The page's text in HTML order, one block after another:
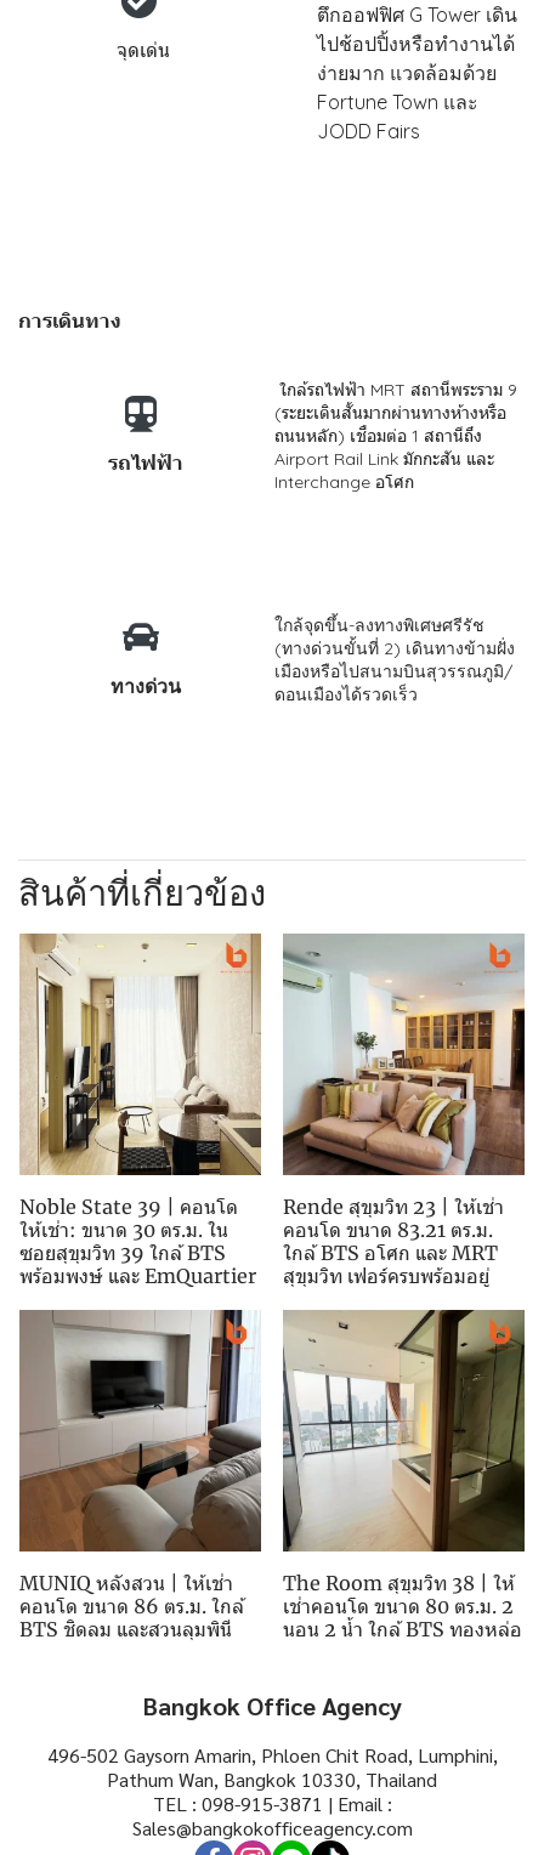
จุดเด่น
ตึกออฟฟิศ G Tower เดิน
ไปช้อปปิ้งหรือทำงานได้
ง่ายมาก แวดล้อมด้วย
Fortune Town และ
JODD Fairs
การเดินทาง
รถไฟฟ้า
ใกล้รถไฟฟ้า MRT สถานีพระราม 9
(ระยะเดินสั้นมากผ่านทางห้างหรือ
ถนนหลัก) เชื่อมต่อ 1 สถานีถึง
Airport Rail Link มักกะสัน และ
Interchange อโศก
ทางด่วน
ใกล้จุดขึ้น-ลงทางพิเศษศรีรัช
(ทางด่วนขั้นที่ 2) เดินทางข้ามฝั่ง
เมืองหรือไปสนามบินสุวรรณภูมิ/
ดอนเมืองได้รวดเร็ว
สินค้าที่เกี่ยวข้อง
Noble State 39 | คอนโด
ให้เช่า: ขนาด 30 ตร.ม. ใน
ซอยสุขุมวิท 39 ใกล้ BTS
พร้อมพงษ์ และ EmQuartier
Rende สุขุมวิท 23 | ให้เช่า
คอนโด ขนาด 83.21 ตร.ม.
ใกล้ BTS อโศก และ MRT
สุขุมวิท เฟอร์ครบพร้อมอยู่
MUNIQ หลังสวน | ให้เช่า
คอนโด ขนาด 86 ตร.ม. ใกล้
BTS ชิดลม และสวนลุมพินี
The Room สุขุมวิท 38 | ให้
เช่าคอนโด ขนาด 80 ตร.ม. 2
นอน 2 น้ำ ใกล้ BTS ทองหล่อ
Bangkok Office Agency
496-502 Gaysorn Amarin, Phloen Chit Road, Lumphini,
Pathum Wan, Bangkok 10330, Thailand
TEL : 098-915-3871 | Email :
Sales@bangkokofficeagency.com